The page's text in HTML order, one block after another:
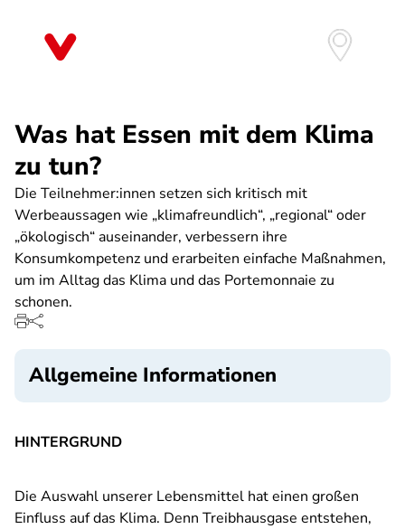
Was hat Essen mit dem Klima
zu tun?
Die Teilnehmer:innen setzen sich kritisch mit
Werbeaussagen wie „klimafreundlich“, „regional“ oder
„ökologisch“ auseinander, verbessern ihre
Konsumkompetenz und erarbeiten einfache Maßnahmen,
um im Alltag das Klima und das Portemonnaie zu
schonen.
Allgemeine Informationen
HINTERGRUND
Die Auswahl unserer Lebensmittel hat einen großen
Einfluss auf das Klima. Denn Treibhausgase entstehen,